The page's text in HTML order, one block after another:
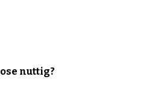
nuttig?